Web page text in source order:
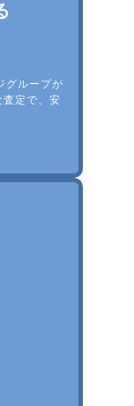
グループが
定で、安